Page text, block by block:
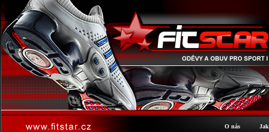
O nás